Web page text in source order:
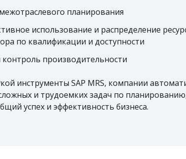
планирования
использование и распределение
по квалификации и доступности
производительности
инструменты SAP MRS, компании
и трудоемких задач по
успех и эффективность бизнеса.